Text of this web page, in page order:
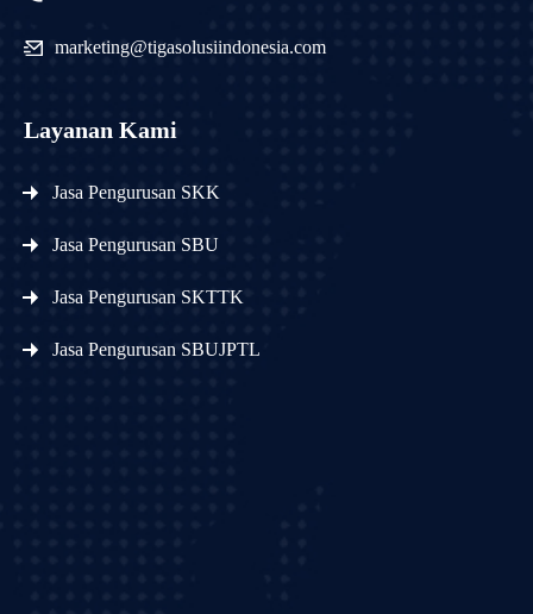
marketing@tigasolusiindonesia.com
Layanan Kami
Jasa Pengurusan SKK
Jasa Pengurusan SBU
Jasa Pengurusan SKTTK
Jasa Pengurusan SBUJPTL